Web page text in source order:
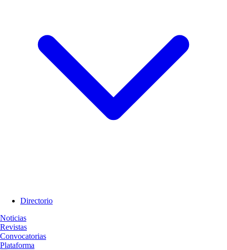
Directorio
Noticias
Revistas
Convocatorias
Plataforma